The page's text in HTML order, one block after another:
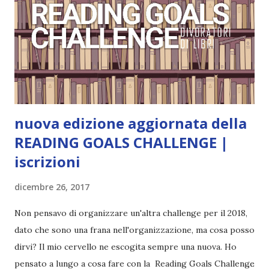
Trama: “Si chiama Michael Crist. È il fratello maggiore del
mio ragazzo ed è come quei film dell'orrore che guardi
coprendoti gli occhi. È bellissimo, forte, e assolutamente
terrificante. Non mi vede neppure. Ma io l'ho notato. L'ho
visto, l'ho sentito. Le cose che ha fatto, i misfatti ch...
nuova edizione aggiornata della
READING GOALS CHALLENGE |
iscrizioni
dicembre 26, 2017
Non pensavo di organizzare un'altra challenge per il 2018,
dato che sono una frana nell'organizzazione, ma cosa posso
dirvi? Il mio cervello ne escogita sempre una nuova. Ho
pensato a lungo a cosa fare con la Reading Goals Challenge